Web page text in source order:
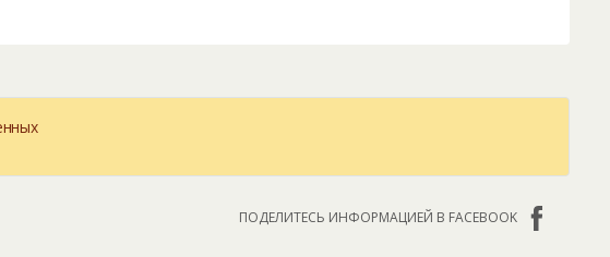
ПОДЕЛИТЕСЬ ИНФОРМАЦИЕЙ В FACEBOOK